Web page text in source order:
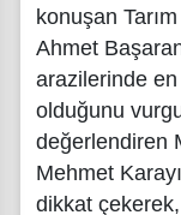
konuşan
Ahmet
arazilerinde
olduğunu
değerlendiren
Mehmet
dikkat